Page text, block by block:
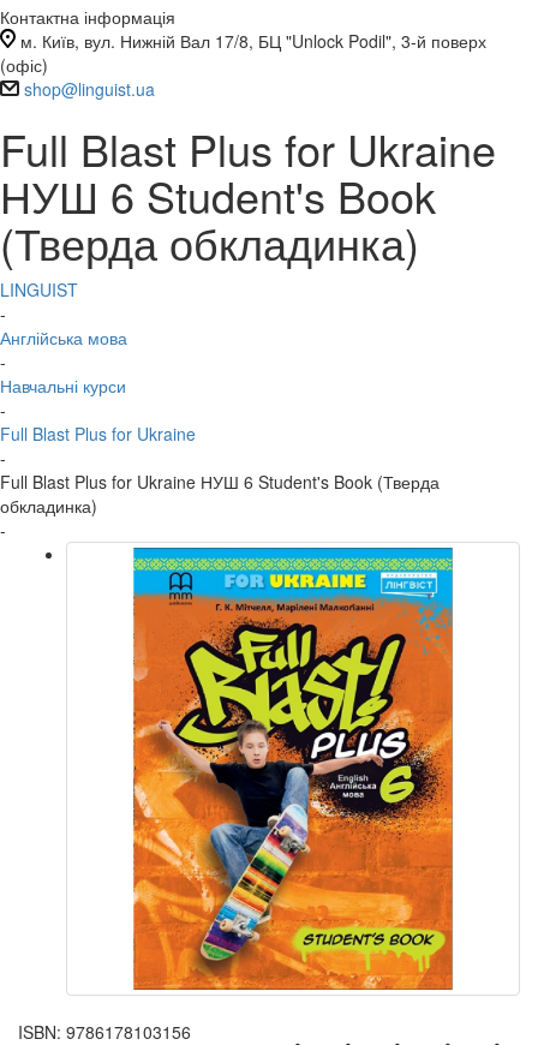
Контактна інформація
м. Київ, вул. Нижній Вал 17/8, БЦ "Unlock Podil", 3-й поверх
(офіс)
shop@linguist.ua
Full Blast Plus for Ukraine
НУШ 6 Student's Book
(Тверда обкладинка)
LINGUIST
-
Англійська мова
-
Навчальні курси
-
Full Blast Plus for Ukraine
-
Full Blast Plus for Ukraine НУШ 6 Student's Book (Тверда
обкладинка)
-
ISBN: 9786178103156